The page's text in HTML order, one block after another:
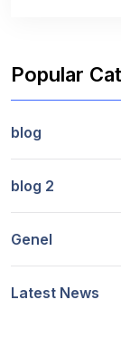
Popular
blog
blog 2
Genel
Latest News